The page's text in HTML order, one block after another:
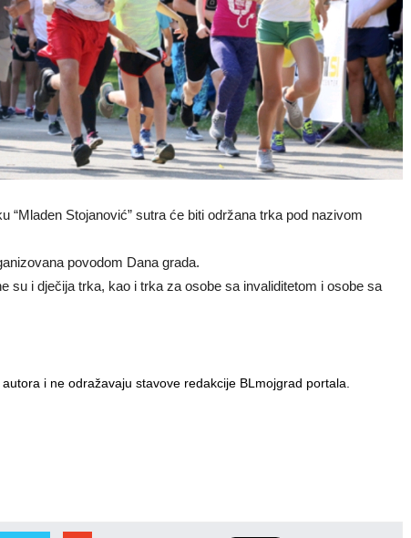
“Mladen Stojanović” sutra će biti održana trka pod nazivom
povodom Dana grada.
su i dječija trka, kao i trka za osobe sa invaliditetom i osobe sa
i ne odražavaju stavove redakcije BLmojgrad portala.